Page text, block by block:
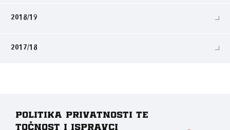
2018/19
2017/18
Politika privatnosti te
točnost i ispravci